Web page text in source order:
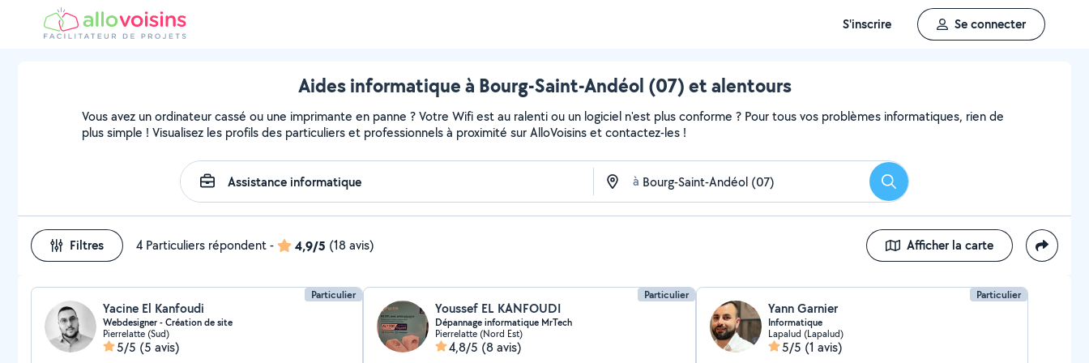
S'inscrire Se connecter
Aides informatique à Bourg-Saint-Andéol (07) et alentours
Vous avez un ordinateur cassé ou une imprimante en panne ? Votre Wifi est au ralenti ou un logiciel n'est plus conforme ? Pour tous vos problèmes informatiques, rien de
plus simple ! Visualisez les profils des particuliers et professionnels à proximité sur AlloVoisins et contactez-les !
à Rechercher
Filtres 4 Particuliers répondent- 4,9/5 (18 avis) Afficher la carte
Particulier
Yacine El Kanfoudi
Webdesigner - Création de site
Pierrelatte (Sud)
5/5 (5 avis)
Particulier
Youssef EL KANFOUDI
Dépannage informatique MrTech
Pierrelatte (Nord Est)
4,8/5 (8 avis)
Particulier
Yann Garnier
Informatique
Lapalud (Lapalud)
5/5 (1 avis)